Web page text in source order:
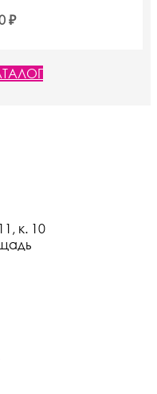
₽
к. 10